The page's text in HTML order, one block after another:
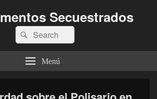
Secuestrados
Buscar
por:
Buscar
Menú